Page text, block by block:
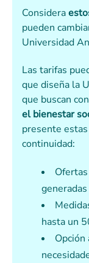
Considera
pueden
Universidad
Las tarifas
que diseña la
que buscan
el bienestar
presente
continuidad:
hasta un